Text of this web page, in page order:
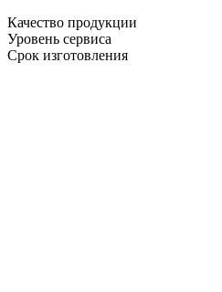
Качество продукции
Уровень сервиса
Срок изготовления